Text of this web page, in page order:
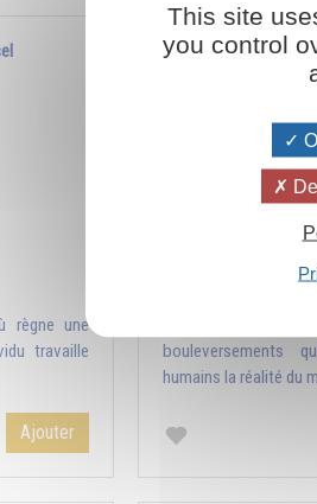
règne une
travaille
Ajouter
Le Verseau et
bouleversements
humains la réalité du
This site
you control